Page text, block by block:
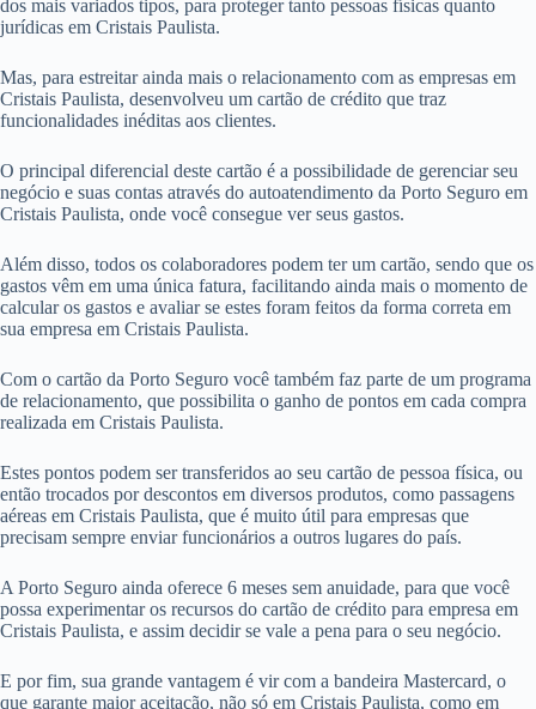
dos mais variados tipos, para proteger tanto pessoas físicas quanto
jurídicas em Cristais Paulista.
Mas, para estreitar ainda mais o relacionamento com as empresas em
Cristais Paulista, desenvolveu um cartão de crédito que traz
funcionalidades inéditas aos clientes.
O principal diferencial deste cartão é a possibilidade de gerenciar seu
negócio e suas contas através do autoatendimento da Porto Seguro em
Cristais Paulista, onde você consegue ver seus gastos.
Além disso, todos os colaboradores podem ter um cartão, sendo que os
gastos vêm em uma única fatura, facilitando ainda mais o momento de
calcular os gastos e avaliar se estes foram feitos da forma correta em
sua empresa em Cristais Paulista.
Com o cartão da Porto Seguro você também faz parte de um programa
de relacionamento, que possibilita o ganho de pontos em cada compra
realizada em Cristais Paulista.
Estes pontos podem ser transferidos ao seu cartão de pessoa física, ou
então trocados por descontos em diversos produtos, como passagens
aéreas em Cristais Paulista, que é muito útil para empresas que
precisam sempre enviar funcionários a outros lugares do país.
A Porto Seguro ainda oferece 6 meses sem anuidade, para que você
possa experimentar os recursos do cartão de crédito para empresa em
Cristais Paulista, e assim decidir se vale a pena para o seu negócio.
E por fim, sua grande vantagem é vir com a bandeira Mastercard, o
que garante maior aceitação, não só em Cristais Paulista, como em